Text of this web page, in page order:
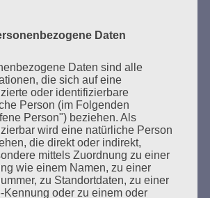
Mai 2026, 11 – 18 Uhr
es eine Marathonlesung anlässlich
die Verbrennung von Büchern am
an dem Ort, wo im Mai 1933 NS-
und Burschenschaftler
lesezeichen-setzen.de
Daten
Daten sind alle
die sich auf eine
oder identifizierbare
Person (im Folgenden
Person") beziehen. Als
wird eine natürliche Person
die direkt oder indirekt,
mittels Zuordnung zu einer
wie einem Namen, zu einer
zu Standortdaten, zu einer
Kennung oder zu einem oder